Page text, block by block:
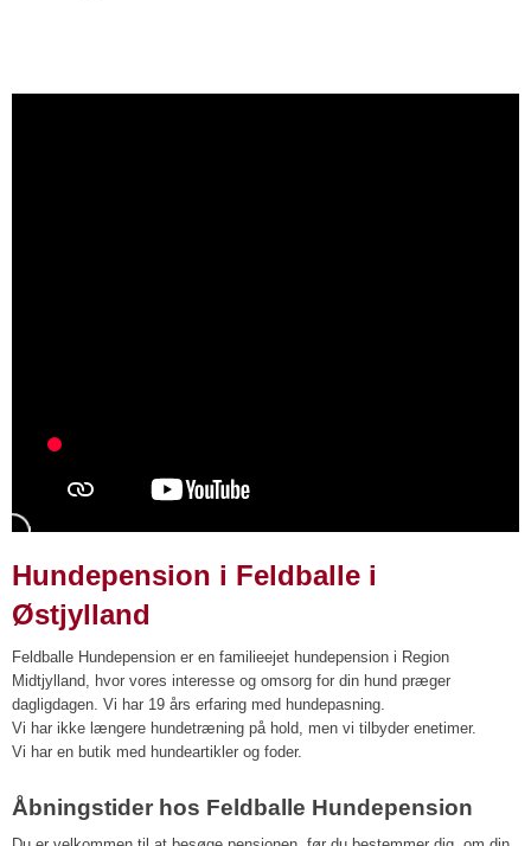
Hundepension i Feldballe i
Østjylland
Feldballe Hundepension er en familieejet hundepension i Region
Midtjylland, hvor vores interesse og omsorg for din hund præger
dagligdagen.​ Vi har 19 års erfaring med hundepasning.
Vi har ikke længere hundetræning på hold, men vi tilbyder enetimer.
Vi har en butik med hundeartikler og foder.
Åbningstider hos Feldballe Hundepension